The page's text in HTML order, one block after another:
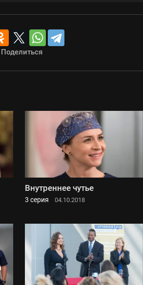
Поделиться
Внутреннее чутье
3 серия 04.10.2018